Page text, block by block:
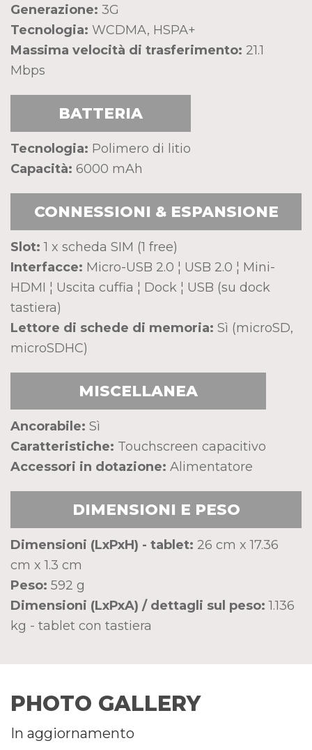
Generazione: 3G
Tecnologia: WCDMA, HSPA+
Massima velocità di trasferimento: 21.1
Mbps
BATTERIA
Tecnologia: Polimero di litio
Capacità: 6000 mAh
CONNESSIONI & ESPANSIONE
Slot: 1 x scheda SIM (1 free)
Interfacce: Micro-USB 2.0 ¦ USB 2.0 ¦ Mini-
HDMI ¦ Uscita cuffia ¦ Dock ¦ USB (su dock
tastiera)
Lettore di schede di memoria: Sì (microSD,
microSDHC)
MISCELLANEA
Ancorabile: Sì
Caratteristiche: Touchscreen capacitivo
Accessori in dotazione: Alimentatore
DIMENSIONI E PESO
Dimensioni (LxPxH) - tablet: 26 cm x 17.36
cm x 1.3 cm
Peso: 592 g
Dimensioni (LxPxA) / dettagli sul peso: 1.136
kg - tablet con tastiera
PHOTO GALLERY
In aggiornamento